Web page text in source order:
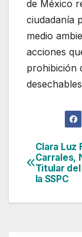
de México
ciudadanía
medio
acciones
prohibición
de
Clara Luz
Carrales,
Titular del
la SSPC